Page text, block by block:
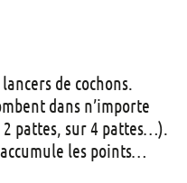
de cochons.
dans n’importe
pattes, sur 4 pattes…).
les points…